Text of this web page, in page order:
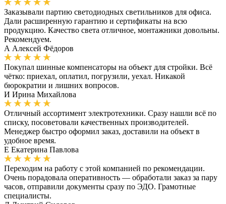
Заказывали партию светодиодных светильников для офиса.
Дали расширенную гарантию и сертификаты на всю
продукцию. Качество света отличное, монтажники довольны.
Рекомендуем.
А Алексей Фёдоров
Покупал шинные компенсаторы на объект для стройки. Всё
чётко: приехал, оплатил, погрузили, уехал. Никакой
бюрократии и лишних вопросов.
И Ирина Михайлова
Отличный ассортимент электротехники. Сразу нашли всё по
списку, посоветовали качественных производителей.
Менеджер быстро оформил заказ, доставили на объект в
удобное время.
Е Екатерина Павлова
Переходим на работу с этой компанией по рекомендации.
Очень порадовала оперативность — обработали заказ за пару
часов, отправили документы сразу по ЭДО. Грамотные
специалисты.